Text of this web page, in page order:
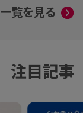
一覧を見る
注目記事